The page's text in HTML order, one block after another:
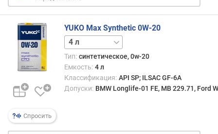
д
е
ш
е
в
ы
м
п
о
т
з
Спросить
YUKO Max Synthetic 0W-20
1 л
Тип: синтетическое, 0w-20
Емкость: 4 л
Классификация: API SP; ILSAC GF-6A
Допуски: BMW Longlife-01 FE, MB 229.71, Ford